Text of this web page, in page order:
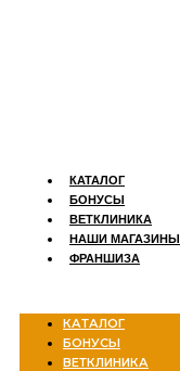
КАТАЛОГ
БОНУСЫ
ВЕТКЛИНИКА
НАШИ МАГАЗИНЫ
ФРАНШИЗА
КАТАЛОГ
БОНУСЫ
ВЕТКЛИНИКА